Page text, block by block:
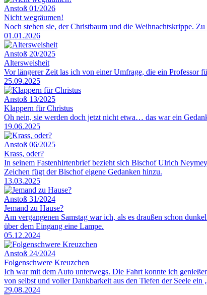
Anstoß 01/2026
Nicht wegräumen!
Noch stehen sie, der Christbaum und die Weihnachtskrippe.
01.01.2026
Anstoß 20/2025
Altersweisheit
Vor längerer Zeit las ich von einer Umfrage, die ein Professor
25.09.2025
Anstoß 13/2025
Klappern für Christus
Oh nein, sie werden doch jetzt nicht etwa… das war ein
19.06.2025
Anstoß 06/2025
Krass, oder?
In seinem Fastenhirtenbrief bezieht sich Bischof Ulrich
Zeichen fügt der Bischof eigene Gedanken hinzu.
13.03.2025
Anstoß 31/2024
Jemand zu Hause?
Am vergangenen Samstag war ich, als es draußen schon
über dem Eingang eine Lampe.
05.12.2024
Anstoß 24/2024
Folgenschwere Kreuzchen
Ich war mit dem Auto unterwegs. Die Fahrt konnte ich
von selbst und voller Dankbarkeit aus den Tiefen der Seele
29.08.2024